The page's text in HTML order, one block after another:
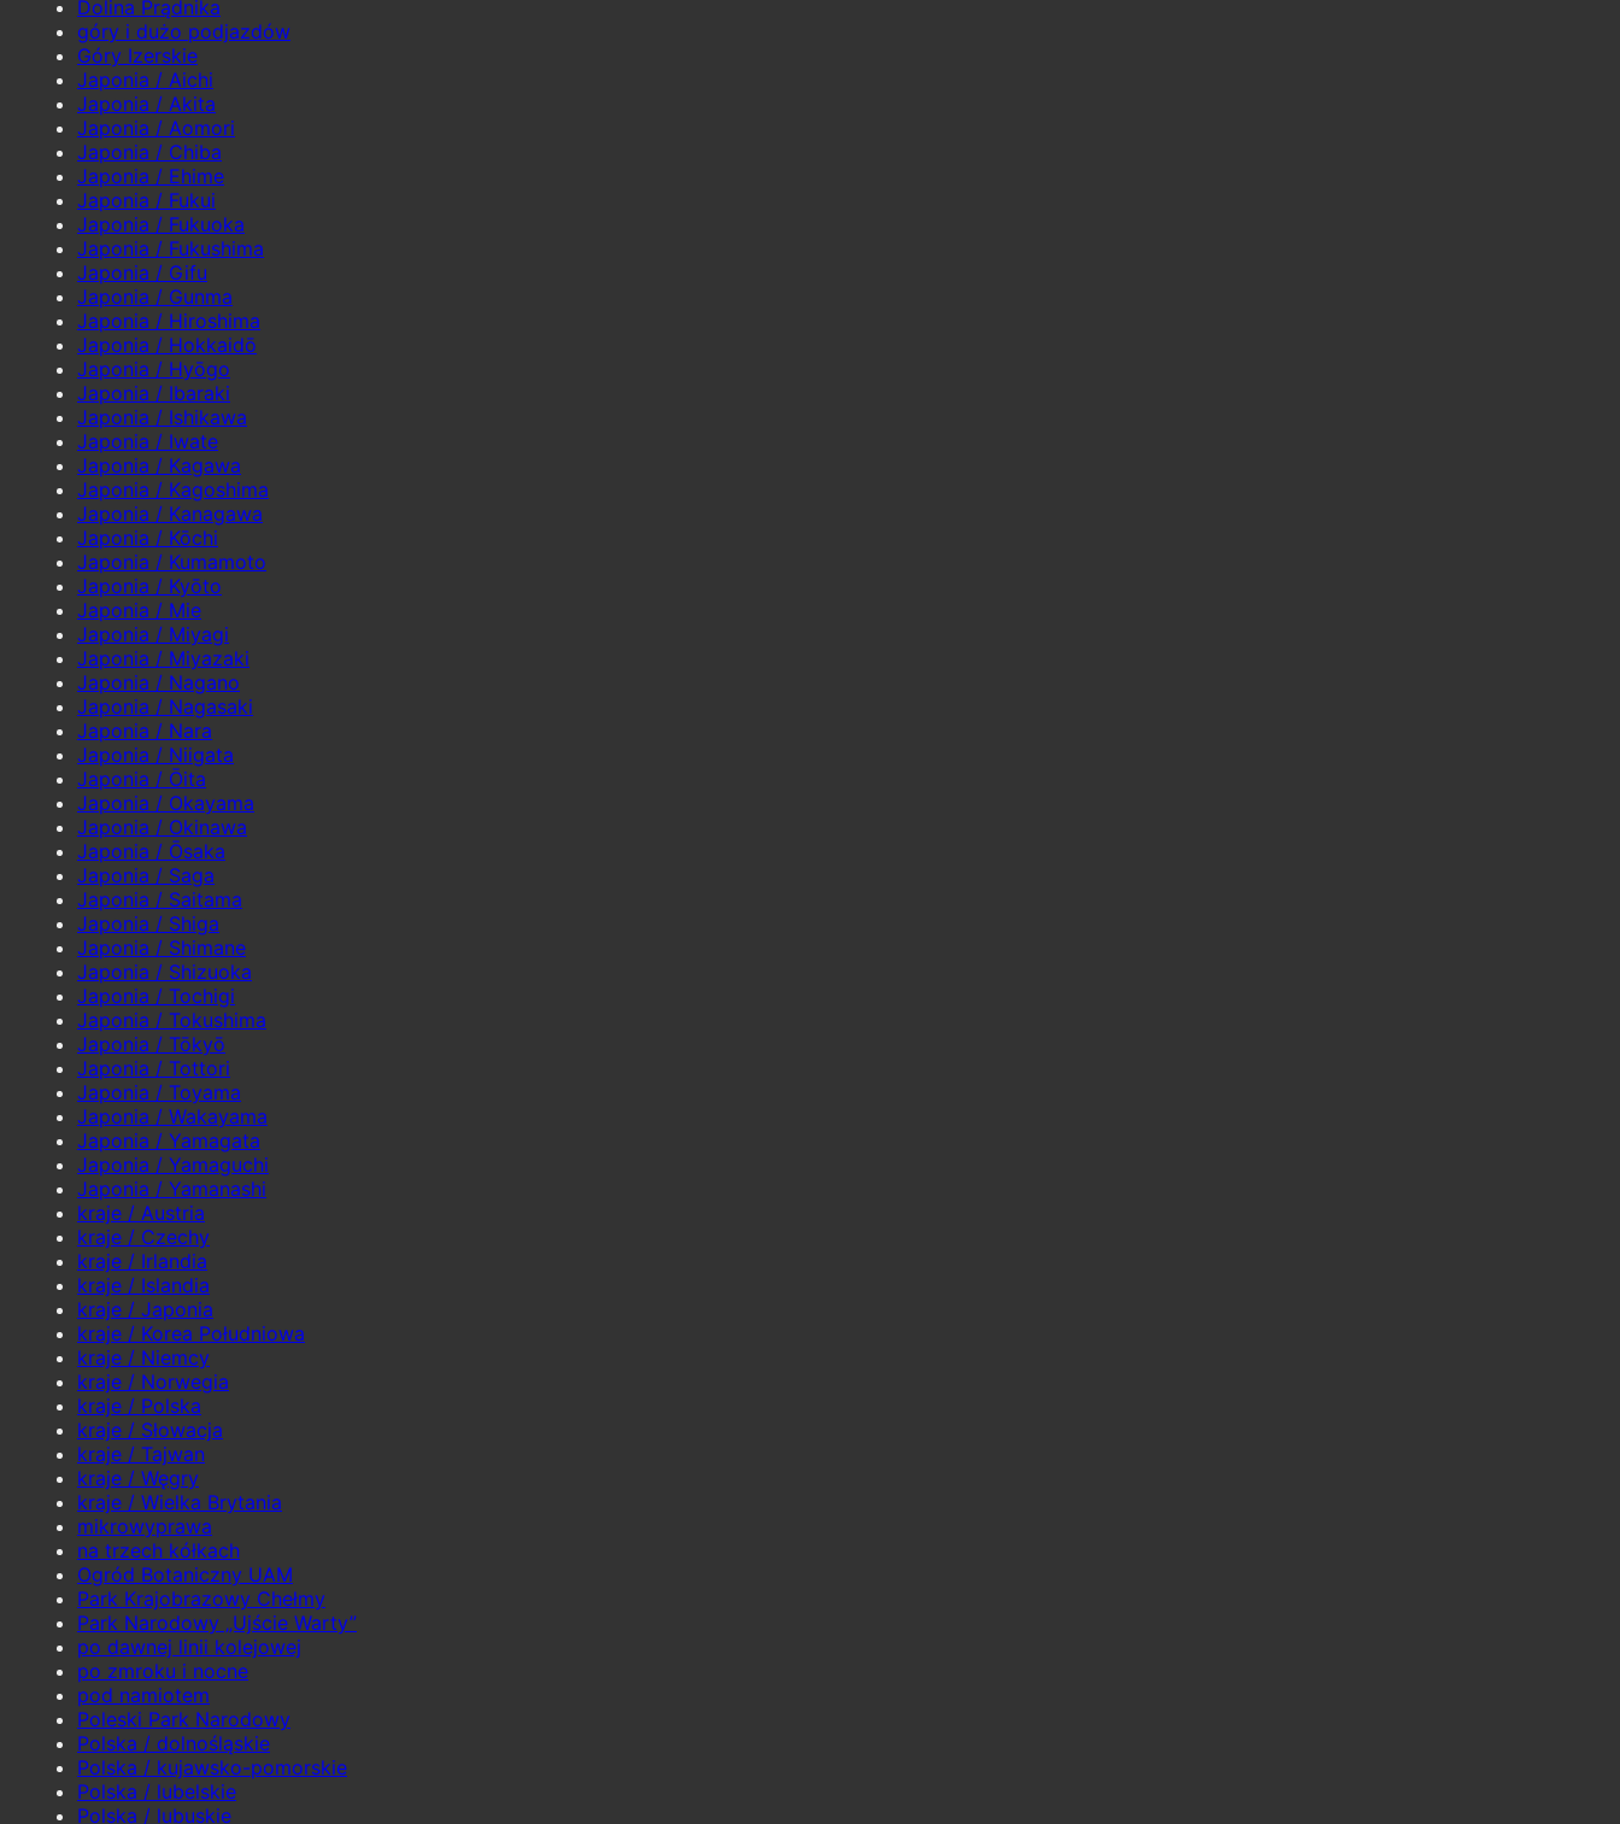
Dolina Prądnika
góry i dużo podjazdów
Góry Izerskie
Japonia / Aichi
Japonia / Akita
Japonia / Aomori
Japonia / Chiba
Japonia / Ehime
Japonia / Fukui
Japonia / Fukuoka
Japonia / Fukushima
Japonia / Gifu
Japonia / Gunma
Japonia / Hiroshima
Japonia / Hokkaidō
Japonia / Hyōgo
Japonia / Ibaraki
Japonia / Ishikawa
Japonia / Iwate
Japonia / Kagawa
Japonia / Kagoshima
Japonia / Kanagawa
Japonia / Kōchi
Japonia / Kumamoto
Japonia / Kyōto
Japonia / Mie
Japonia / Miyagi
Japonia / Miyazaki
Japonia / Nagano
Japonia / Nagasaki
Japonia / Nara
Japonia / Niigata
Japonia / Ōita
Japonia / Okayama
Japonia / Okinawa
Japonia / Ōsaka
Japonia / Saga
Japonia / Saitama
Japonia / Shiga
Japonia / Shimane
Japonia / Shizuoka
Japonia / Tochigi
Japonia / Tokushima
Japonia / Tōkyō
Japonia / Tottori
Japonia / Toyama
Japonia / Wakayama
Japonia / Yamagata
Japonia / Yamaguchi
Japonia / Yamanashi
kraje / Austria
kraje / Czechy
kraje / Irlandia
kraje / Islandia
kraje / Japonia
kraje / Korea Południowa
kraje / Niemcy
kraje / Norwegia
kraje / Polska
kraje / Słowacja
kraje / Tajwan
kraje / Węgry
kraje / Wielka Brytania
mikrowyprawa
na trzech kółkach
Ogród Botaniczny UAM
Park Krajobrazowy Chełmy
Park Narodowy „Ujście Warty”
po dawnej linii kolejowej
po zmroku i nocne
pod namiotem
Poleski Park Narodowy
Polska / dolnośląskie
Polska / kujawsko-pomorskie
Polska / lubelskie
Polska / lubuskie